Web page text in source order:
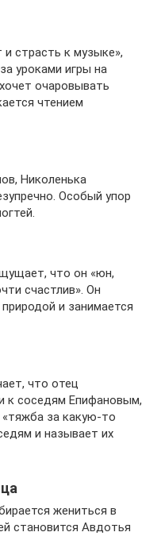
страсть к музыке»,
уроками игры на
очаровывать
чтением
Николенька
Особый упор
что он «юн,
счастлив». Он
и занимается
что отец
к соседям Епифановым,
за какую-то
и называет их
жениться в
становится Авдотья